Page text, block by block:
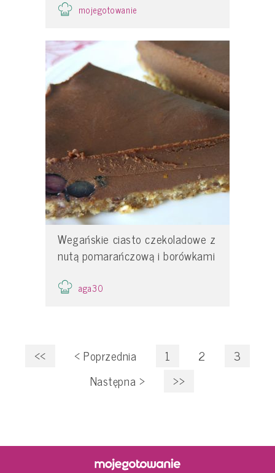
mojegotowanie
Wegańskie ciasto czekoladowe z
nutą pomarańczową i borówkami
aga30
<< < Poprzednia 1 2
3
Następna > >>